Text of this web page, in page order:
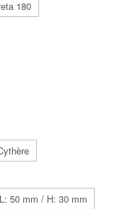
180
50 mm / H: 30 mm